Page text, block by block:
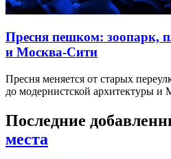
Пресня пешком: зоопарк,
и Москва-Сити
Пресня меняется от старых
до модернистской архитектуры и
Последние
места